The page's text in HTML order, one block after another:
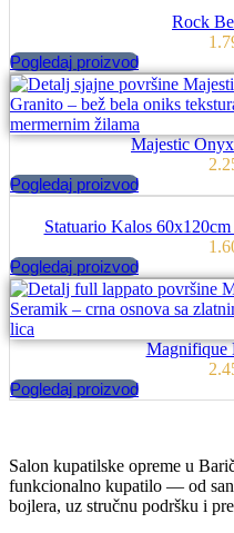
Rock
Pogledaj proizvod
Majestic
Pogledaj proizvod
Statuario Kalos
Pogledaj proizvod
Magnifique
Pogledaj proizvod
Salon kupatilske opreme u
funkcionalno kupatilo — od
bojlera, uz stručnu podršku i